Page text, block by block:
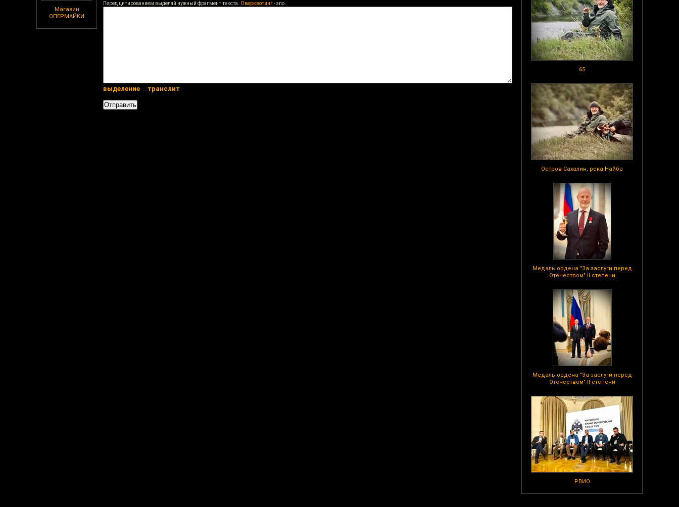
Магазин
ОПЕРМАЙКИ
65
Остров Сахалин, река Найба
Медаль ордена "За заслуги перед
Отечеством" II степени
Медаль ордена "За заслуги перед
Отечеством" II степени
РВИО
Перед цитированием выделяй нужный фрагмент текста. Оверквотинг- зло.
выделение транслит